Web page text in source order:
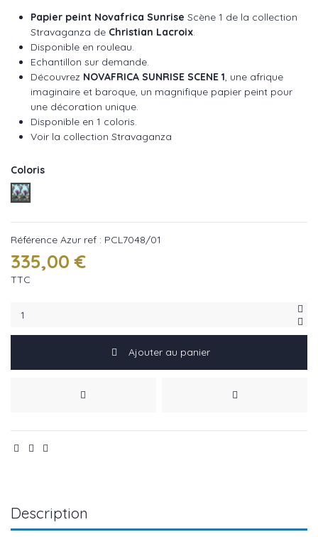
Papier peint Novafrica Sunrise Scène 1 de la collection
Stravaganza de Christian Lacroix
Disponible en rouleau.
Echantillon sur demande.
Découvrez NOVAFRICA SUNRISE SCENE 1 , une afrique
imaginaire et baroque, un magnifique papier peint pour
une décoration unique.
Disponible en 1 coloris.
Voir la collection Stravaganza
Coloris
Azur ref : PCL7048/01
Référence Azur ref : PCL7048/01
335,00 €
TTC
Ajouter au panier
Description